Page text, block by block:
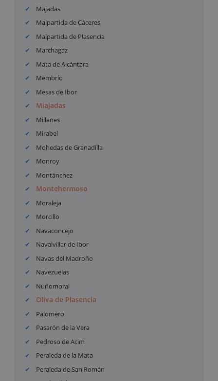
Majadas
Malpartida de Cáceres
Malpartida de Plasencia
Marchagaz
Mata de Alcántara
Membrío
Mesas de Ibor
Miajadas
Millanes
Mirabel
Mohedas de Granadilla
Monroy
Montánchez
Montehermoso
Moraleja
Morcillo
Navaconcejo
Navalvillar de Ibor
Navas del Madroño
Navezuelas
Nuñomoral
Oliva de Plasencia
Palomero
Pasarón de la Vera
Pedroso de Acim
Peraleda de la Mata
Peraleda de San Román